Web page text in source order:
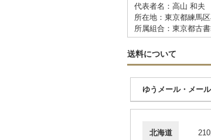
代表者名：高山 和夫
所在地：東京都練馬
所属組合：東京都古
送料について
ゆうメール・メー
北海道